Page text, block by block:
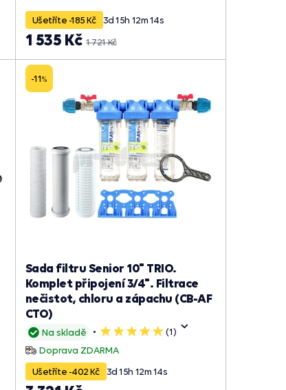
Ušetříte -185 Kč 3d 15h 12m13s
1 721 Kč
1 535 Kč
-11%
Na skladě
5
hvězdiček
(1)
Doprava ZDARMA
Sada filtru Senior 10" TRIO.
Komplet připojení 3/4". Filtrace
nečistot, chloru a zápachu (CB-AF
CTO)
Ušetříte -402 Kč 3d 15h 12m13s